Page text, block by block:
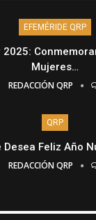
EFEMÉRIDE QRP
2025:
Mujeres…
REDACCIÓN QRP
QRP
Desea Feliz Año
REDACCIÓN QRP